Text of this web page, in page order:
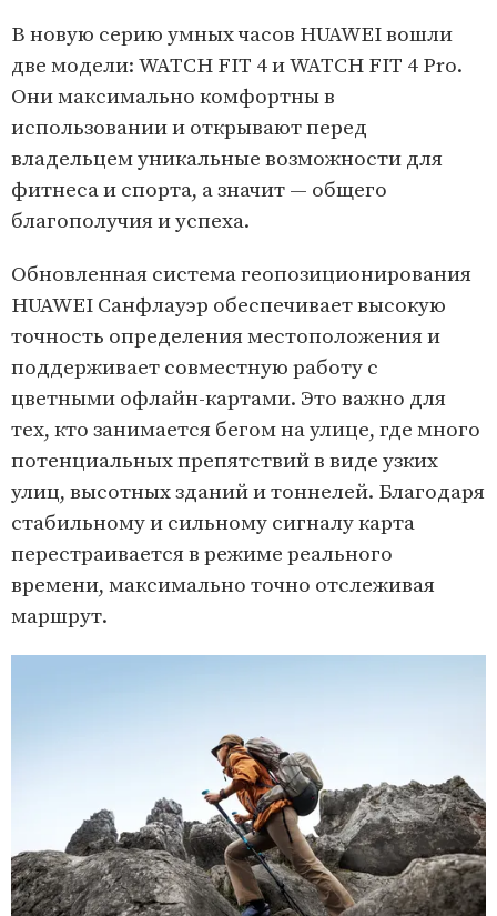
В новую серию умных часов HUAWEI вошли
две модели: WATCH FIT 4 и WATCH FIT 4 Pro.
Они максимально комфортны в
использовании и открывают перед
владельцем уникальные возможности для
фитнеса и спорта, а значит — общего
благополучия и успеха.
Обновленная система геопозиционирования
HUAWEI Санфлауэр обеспечивает высокую
точность определения местоположения и
поддерживает совместную работу с
цветными офлайн-картами. Это важно для
тех, кто занимается бегом на улице, где много
потенциальных препятствий в виде узких
улиц, высотных зданий и тоннелей. Благодаря
стабильному и сильному сигналу карта
перестраивается в режиме реального
времени, максимально точно отслеживая
маршрут.